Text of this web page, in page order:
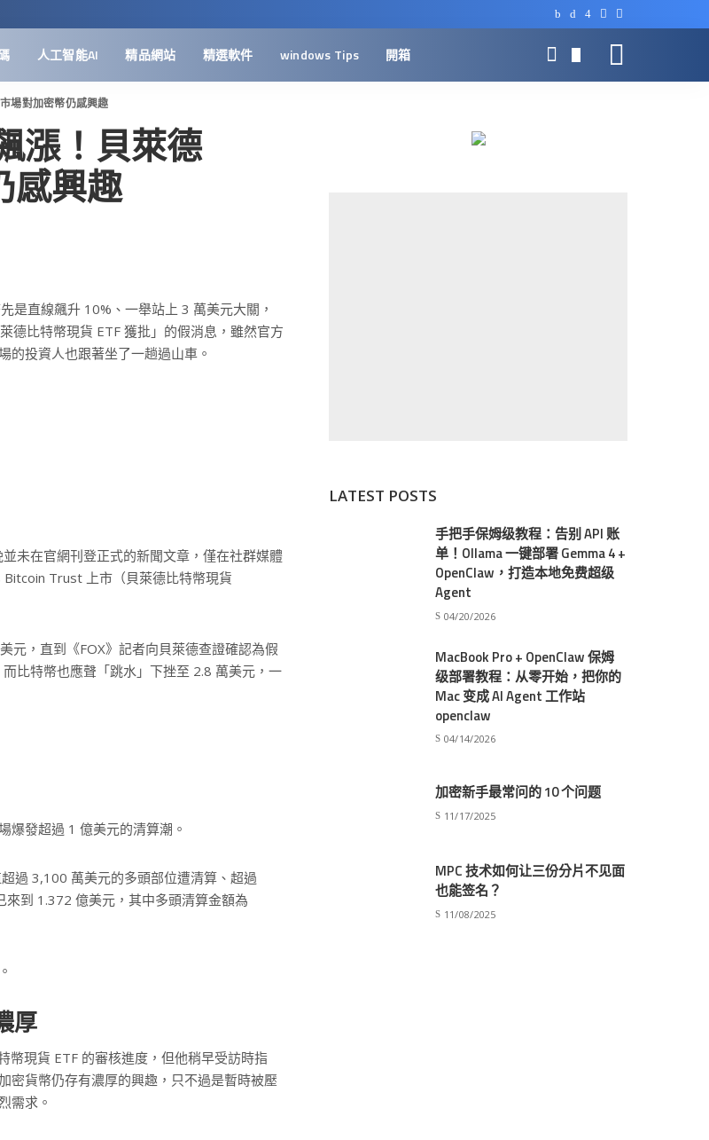
人工智能AI 精品網站 精選軟件 windows Tips 開箱
場對加密幣仍感興趣
漲！貝萊德
感興趣
是直線飆升 10%、一舉站上 3 萬美元大關，
德比特幣現貨 ETF 獲批」的假消息，雖然官方
的投資人也跟著坐了一趟過山車。
未在官網刊登正式的新聞文章，僅在社群媒體
Bitcoin Trust 上市（貝萊德比特幣現貨
元，直到《FOX》記者向貝萊德查證確認為假
比特幣也應聲「跳水」下挫至 2.8 萬美元，一
爆發超過 1 億美元的清算潮。
過 3,100 萬美元的多頭部位遭清算、超過
到 1.372 億美元，其中多頭清算金額為
厚
幣現貨 ETF 的審核進度，但他稍早受訪時指
密貨幣仍存有濃厚的興趣，只不過是暫時被壓
需求。
LATEST POSTS
手把手保姆级教程：告别 API 账
单！Ollama 一键部署 Gemma 4 +
OpenClaw，打造本地免费超级
Agent
04/20/2026
MacBook Pro + OpenClaw 保姆
级部署教程：从零开始，把你的
Mac 变成 AI Agent 工作站
openclaw
04/14/2026
加密新手最常问的 10 个问题
11/17/2025
MPC 技术如何让三份分片不见面
也能签名？
11/08/2025